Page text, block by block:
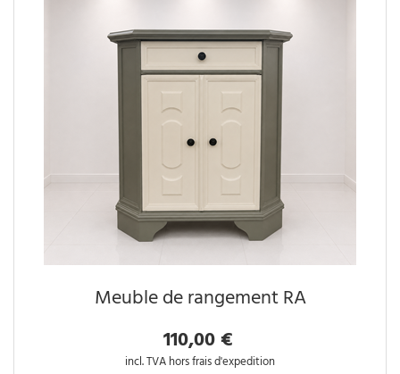
Meuble de rangement RA
110,00 €
incl. TVA hors frais d'expedition